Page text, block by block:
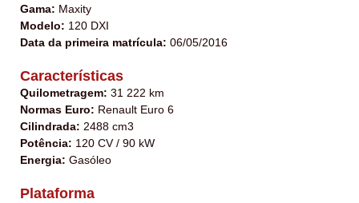
Gama: Maxity
Modelo: 120 DXI
Data da primeira matrícula: 06/05/2016
Características
Quilometragem: 31 222 km
Normas Euro: Renault Euro 6
Cilindrada: 2488 cm3
Potência: 120 CV / 90 kW
Energia: Gasóleo
Plataforma